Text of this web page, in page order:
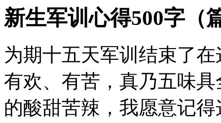
新生军训心得500字（
为期十五天军训结束了
有欢、有苦，真乃五味
的酸甜苦辣，我愿意记